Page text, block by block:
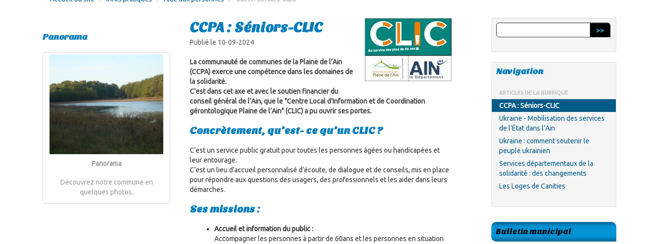
CCPA : Séniors-CLIC
Publié le 10-09-2024
La communauté de communes de la Plaine de l’Ain
(CCPA) exerce une compétence dans les domaines de
la solidarité.
C’est dans cet axe et avec le soutien financier du
conseil général de l’Ain, que le "Centre Local d’Information et de Coordination
gérontologique Plaine de l’Ain" (CLIC) a pu ouvrir ses portes.
Concrètement, qu’est- ce qu’un CLIC ?
C’est un service public gratuit pour toutes les personnes âgées ou handicapées et
leur entourage.
C’est un lieu d’accueil personnalisé d’écoute, de dialogue et de conseils, mis en place
pour répondre aux questions des usagers, des professionnels et les aider dans leurs
démarches.
Ses missions :
Accueil et information du public :
Accompagner les personnes à partir de 60ans et les personnes en situation
>>
Navigation
ARTICLES DE LA RUBRIQUE
CCPA : Séniors-CLIC
Ukraine - Mobilisation des services
de l’État dans l’Ain
Ukraine : comment soutenir le
peuple ukrainien
Services départementaux de la
solidarité : des changements
Les Loges de Canities
Bulletin municipal
Panorama
Panorama
Découvrez notre commune en
quelques photos.